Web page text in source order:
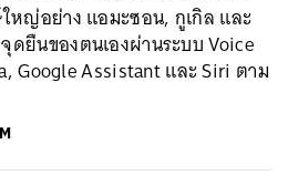
หญ่อย่าง แอมะซอน, กูเกิล และ
ยืนของตนเองผ่านระบบ Voice
Google Assistant และ Siri ตาม